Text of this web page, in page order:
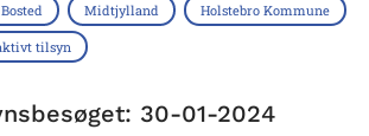
Bosted Midtjylland Holstebro Kommune
tilsyn
30-01-2024